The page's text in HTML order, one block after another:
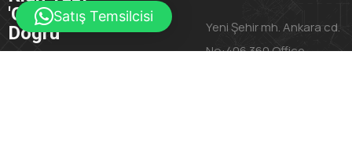
'Geleceğe
Doğru'
Yeni Şehir mh. Ankara cd.
No:406 360 Office
Satış Temsilcisi